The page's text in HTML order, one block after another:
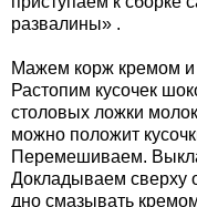
развалины» .
Мажем корж кремом и
Растопим кусочек
столовых ложки
можно положит
Перемешиваем.
Докладываем сверху
дно смазывать